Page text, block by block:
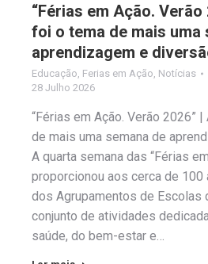
“Férias em Ação. Verão
foi o tema de mais uma
aprendizagem e
Educação Ferias em Ação Notícias
28 Julho 2026
“Férias em Ação. Verão 2026”
de mais uma semana de
A quarta semana das “Férias
proporcionou aos cerca de 100
dos Agrupamentos de Escolas
conjunto de atividades
saúde, do bem-estar e…